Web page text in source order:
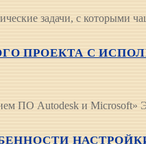
задачи, с которыми
ПРОЕКТА С
ПО Autodesk и Microsoft»